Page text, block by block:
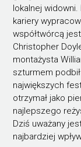
lokalnej
kariery
współtwórcą
Christopher
montażysta
szturmem
największych
otrzymał jako
najlepszego
Dziś uważany
najbardziej